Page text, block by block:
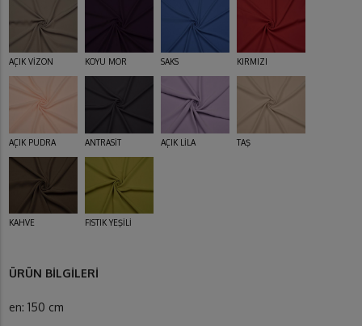
AÇIK VİZON KOYU MOR SAKS KIRMIZI
AÇIK PUDRA ANTRASİT AÇIK LİLA TAŞ
KAHVE FISTIK YEŞİLİ
ÜRÜN BİLGİLERİ
en: 150 cm